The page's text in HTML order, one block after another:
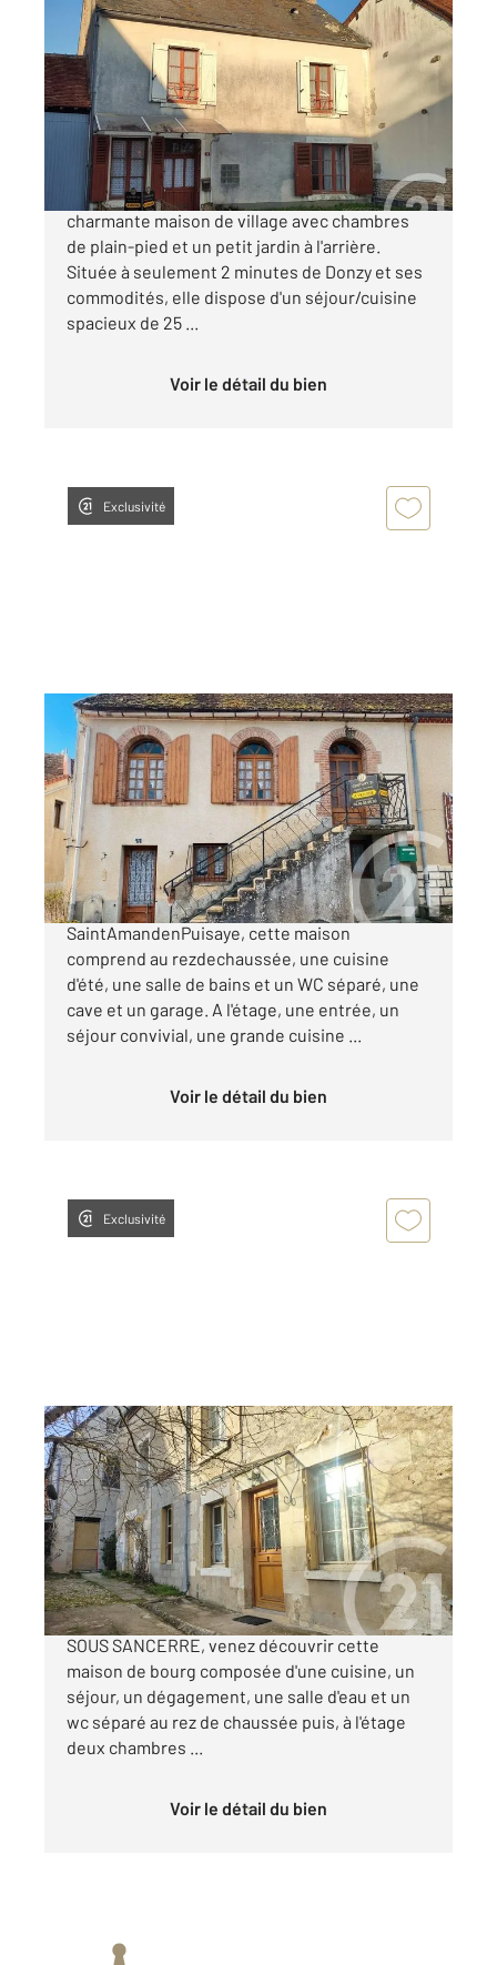
SUILLY LA TOUR 58
126 m
2, 5 pièces
Ref : 17571
Maison à vendre
38 000 €
SUILLY LA TOUR. Venez découvrir cette
charmante maison de village avec chambres
de plain-pied et un petit jardin à l'arrière.
Située à seulement 2 minutes de Donzy et ses
commodités, elle dispose d'un séjour/cuisine
spacieux de 25 ...
Voir le détail du bien
Exclusivité
ST AMAND EN PUISAYE 58
90 m2, 4 pièces
Ref : 18641
Maison à vendre
39 000 €
Située au cœur du village de
SaintAmandenPuisaye, cette maison
comprend au rezdechaussée, une cuisine
d'été, une salle de bains et un WC séparé, une
cave et un garage. A l'étage, une entrée, un
séjour convivial, une grande cuisine ...
Voir le détail du bien
Exclusivité
MENETREOL SOUS SANCERRE 18
77 m2, 4 pièces
Ref : 18596
Maison à vendre
42 000 €
Dans le village pittoresque de MENETREOL
SOUS SANCERRE, venez découvrir cette
maison de bourg composée d'une cuisine, un
séjour, un dégagement, une salle d'eau et un
wc séparé au rez de chaussée puis, à l'étage
deux chambres ...
Voir le détail du bien